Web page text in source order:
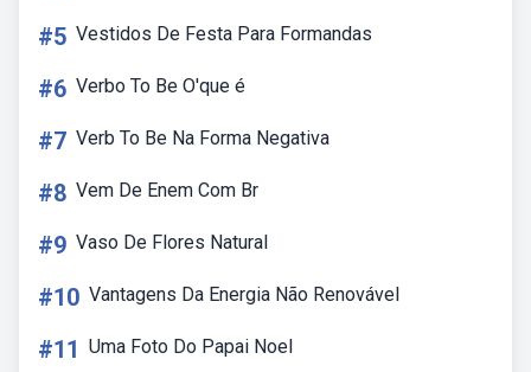
#5 Vestidos De Festa Para Formandas
#6 Verbo To Be O'que é
#7 Verb To Be Na Forma Negativa
#8 Vem De Enem Com Br
#9 Vaso De Flores Natural
#10 Vantagens Da Energia Não Renovável
#11 Uma Foto Do Papai Noel